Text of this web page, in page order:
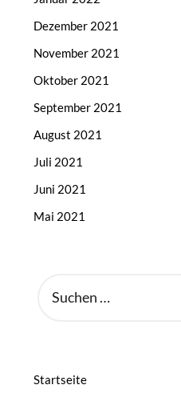
Dezember 2021
November 2021
Oktober 2021
September 2021
August 2021
Juli 2021
Juni 2021
Mai 2021
NACH:
Startseite